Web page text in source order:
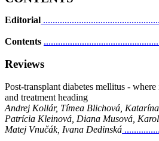
Editorial
Contents
Reviews
Post-transplant diabetes mellitus - where
and treatment heading
Andrej Kollár, Tímea Blichová, Katarína
Patrícia Kleinová, Diana Musová,
Matej Vnučák, Ivana Dedinská